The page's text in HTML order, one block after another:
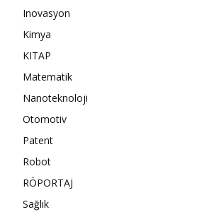
Inovasyon
Kimya
KITAP
Matematik
Nanoteknoloji
Otomotiv
Patent
Robot
RÖPORTAJ
Sağlık